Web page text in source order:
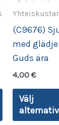
Den
produkten
(C9676)
med
Guds ära
4,00 €
Välj
alternativ